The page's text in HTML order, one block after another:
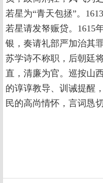
若星为“青天包拯”。
若星请发帑赈贷。1615
银，奏请礼部严加治其
苏学诗不称职，后朝廷
直，清廉为官。巡按山
的谆谆教导、训诫提醒
民的高尚情怀，言词恳